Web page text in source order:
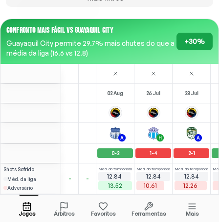
CONFRONTO MAIS FÁCIL VS GUAYAQUIL CITY
Guayaquil City permite 29.7% mais chutes do que a
média da liga (16.6 vs 12.8)
+30%
02 Aug 26 Jul 23 Jul
A H A
0-2 1-4 2-1
Shots Sofrido
Méd. da liga
Adversário
- -
Méd. da temporada
12.84
13.52
Méd. da temporada
12.84
10.61
Méd. da temporada
12.84
12.26
A. Preciado Abrir menu
2.65
LM-
0
F-33'
2 (0)
RM-90'
Jogos Árbitros Favoritos Ferramentas Mais